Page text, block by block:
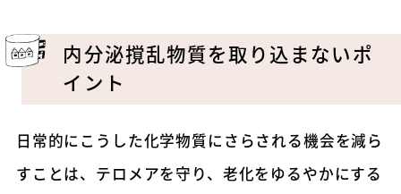
内分泌撹乱物質を取り込まないポ
イント
日常的にこうした化学物質にさらされる機会を減ら
すことは、テロメアを守り、老化をゆるやかにする